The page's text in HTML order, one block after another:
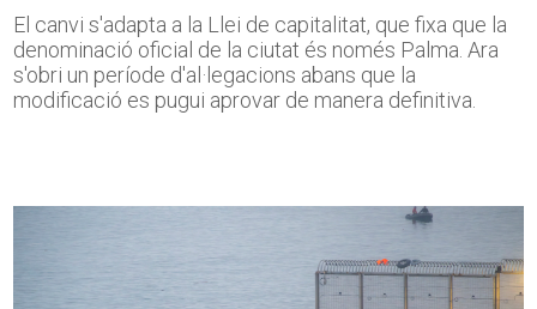
El canvi s'adapta a la Llei de capitalitat, que fixa que la
denominació oficial de la ciutat és només Palma. Ara
s'obri un període d'al·legacions abans que la
modificació es pugui aprovar de manera definitiva.